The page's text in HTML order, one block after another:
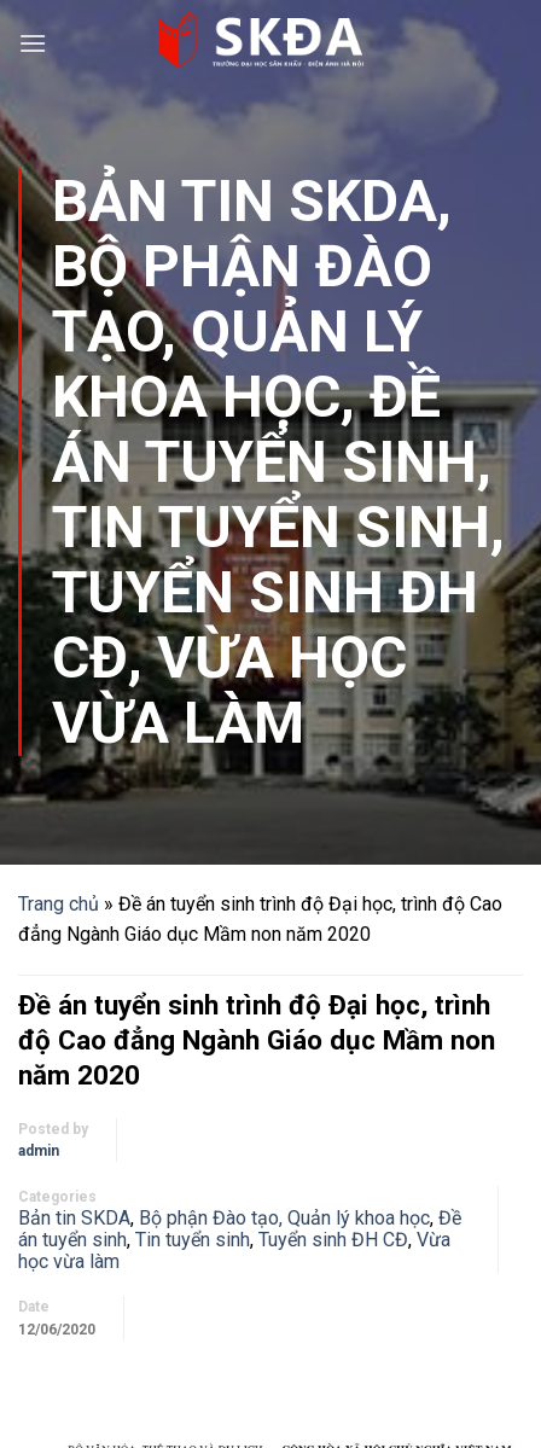
Skip
BẢN TIN SKDA,
BỘ PHẬN ĐÀO
TẠO, QUẢN LÝ
KHOA HỌC,ĐỀ
ÁN TUYỂN SINH,
TIN TUYỂN SINH,
TUYỂN SINH ĐH
CĐ,VỪA HỌC
VỪA LÀM
Trang chủ » Đề án tuyển sinh trình độ Đại học, trình độ Cao
đẳng Ngành Giáo dục Mầm non năm 2020
Đề án tuyển sinh trình độ Đại học, trình
độ Cao đẳng Ngành Giáo dục Mầm non
năm 2020
Posted by
admin
Categories
Bản tin SKDA, Bộ phận Đào tạo, Quản lý khoa học, Đề
án tuyển sinh, Tin tuyển sinh, Tuyển sinh ĐH CĐ, Vừa
học vừa làm
Date
12/06/2020